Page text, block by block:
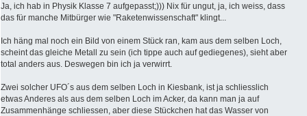
Ja, ich hab in Physik Klasse 7 aufgepasst;))) Nix für ungut, ja, ich weiss, dass
das für manche Mitbürger wie "Raketenwissenschaft" klingt...
Ich häng mal noch ein Bild von einem Stück ran, kam aus dem selben Loch,
scheint das gleiche Metall zu sein (ich tippe auch auf gediegenes), sieht aber
total anders aus. Deswegen bin ich ja verwirrt.
Zwei solcher UFO´s aus dem selben Loch in Kiesbank, ist ja schliesslich
etwas Anderes als aus dem selben Loch im Acker, da kann man ja auf
Zusammenhänge schliessen, aber diese Stückchen hat das Wasser von